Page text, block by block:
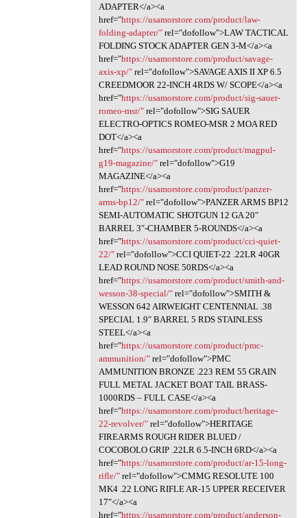
ADAPTER</a><a
href="https://usamorstore.com/product/law-
folding-adapter/"rel="dofollow">LAW TACTICAL
FOLDING STOCK ADAPTER GEN 3-M</a><a
href="https://usamorstore.com/product/savage-
axis-xp/"rel="dofollow">SAVAGE AXIS II XP 6.5
CREEDMOOR 22-INCH 4RDS W/ SCOPE</a><a
href="https://usamorstore.com/product/sig-sauer-
romeo-msr/"rel="dofollow">SIG SAUER
ELECTRO-OPTICS ROMEO-MSR 2 MOA RED
DOT</a><a
href="https://usamorstore.com/product/magpul-
g19-magazine/"rel="dofollow">G19
MAGAZINE</a><a
href="https://usamorstore.com/product/panzer-
arms-bp12/"rel="dofollow">PANZER ARMS BP12
SEMI-AUTOMATIC SHOTGUN 12 GA 20″
BARREL 3″-CHAMBER 5-ROUNDS</a><a
href="https://usamorstore.com/product/cci-quiet-
22/"rel="dofollow">CCI QUIET-22 .22LR 40GR
LEAD ROUND NOSE 50RDS</a><a
href="https://usamorstore.com/product/smith-and-
wesson-38-special/"rel="dofollow">SMITH &
WESSON 642 AIRWEIGHT CENTENNIAL .38
SPECIAL 1.9″ BARREL 5 RDS STAINLESS
STEEL</a><a
href="https://usamorstore.com/product/pmc-
ammunition/"rel="dofollow">PMC
AMMUNITION BRONZE .223 REM 55 GRAIN
FULL METAL JACKET BOAT TAIL BRASS-
1000RDS – FULL CASE</a><a
href="https://usamorstore.com/product/heritage-
22-revolver/"rel="dofollow">HERITAGE
FIREARMS ROUGH RIDER BLUED /
COCOBOLO GRIP .22LR 6.5-INCH 6RD</a><a
href="https://usamorstore.com/product/ar-15-long-
rifle/"rel="dofollow">CMMG RESOLUTE 100
MK4 .22 LONG RIFLE AR-15 UPPER RECEIVER
17″</a><a
href="https://usamorstore.com/product/anderson-